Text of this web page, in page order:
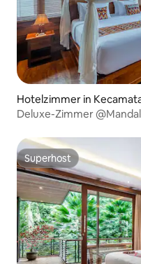
Hotelzimmer in
Deluxe-Zimmer
Superhost
Superhost